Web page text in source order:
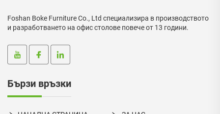
Foshan Boke Furniture Co., Ltd специализира в производството
и разработването на офис столове повече от 13 години.
Бързи връзки